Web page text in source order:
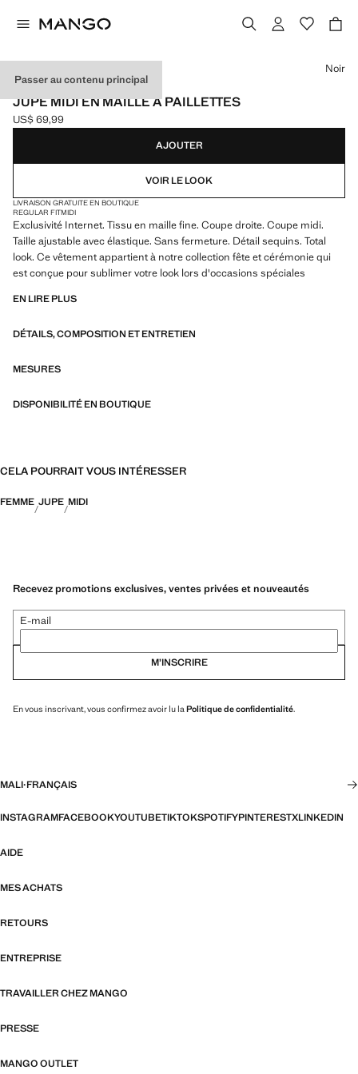
Passer au contenu principal
EXCLUSIVITÉ INTERNET
JUPE MIDI EN MAILLE À PAILLETTES
Prix actuel [US$ 69,99 ]
US$ 69,99
Choisissez une couleur
Noir
AJOUTER
VOIR LE LOOK
LIVRAISON GRATUITE EN BOUTIQUE
REGULAR FITMIDI
Exclusivité Internet. Tissu en maille fine. Coupe droite. Coupe midi.
Taille ajustable avec élastique. Sans fermeture. Détail sequins. Total
look. Ce vêtement appartient à notre collection fête et cérémonie qui
est conçue pour sublimer votre look lors d'occasions spéciales
EN LIRE PLUS
DÉTAILS, COMPOSITION ET ENTRETIEN
MESURES
DISPONIBILITÉ EN BOUTIQUE
CELA POURRAIT VOUS INTÉRESSER
FEMME JUPE MIDI
Recevez promotions exclusives, ventes privées et nouveautés
E-mail
M’INSCRIRE
En vous inscrivant, vous confirmez avoir lu la Politique de confidentialité.
MALI·FRANÇAIS
INSTAGRAMFACEBOOKYOUTUBETIKTOKSPOTIFYPINTERESTXLINKEDIN
AIDE
MES ACHATS
RETOURS
ENTREPRISE
TRAVAILLER CHEZ MANGO
PRESSE
MANGO OUTLET